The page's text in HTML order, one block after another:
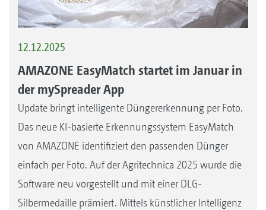
12.12.2025
AMAZONE EasyMatch startet im Januar in
der mySpreader App
Update bringt intelligente Düngererkennung per Foto.
Das neue KI-basierte Erkennungssystem EasyMatch
von AMAZONE identifiziert den passenden Dünger
einfach per Foto. Auf der Agritechnica 2025 wurde die
Software neu vorgestellt und mit einer DLG-
Silbermedaille prämiert. Mittels künstlicher Intelligenz